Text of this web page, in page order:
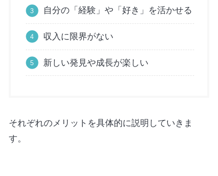
自分の「経験」や「好き」を活かせる
収入に限界がない
新しい発見や成長が楽しい
それぞれのメリットを具体的に説明していきま
す。